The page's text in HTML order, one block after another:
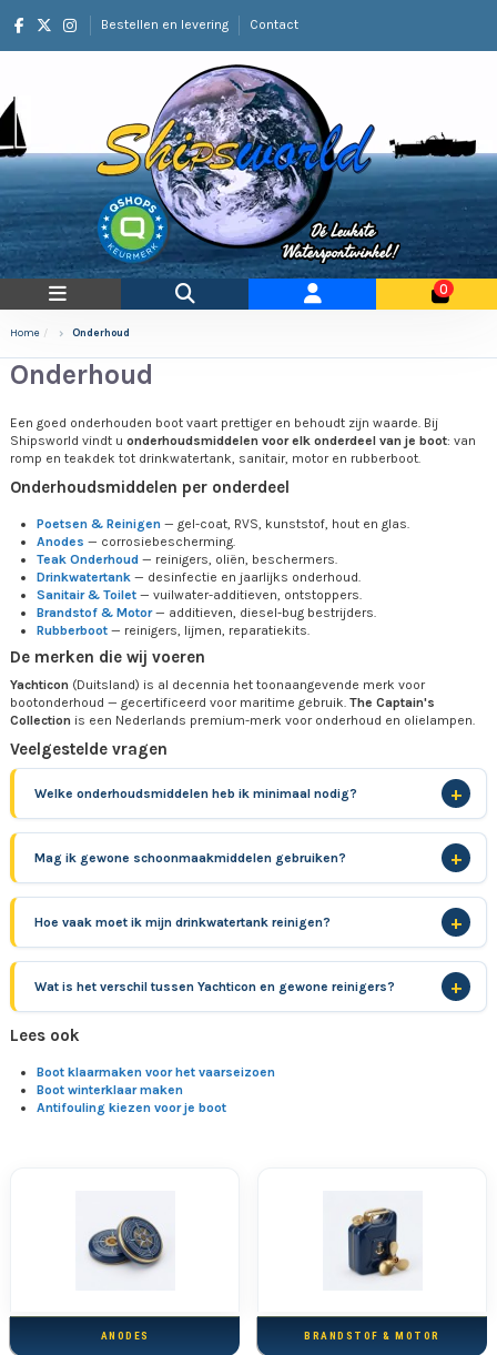
Bestellen en levering Contact
0
Home Onderhoud
Onderhoud
Een goed onderhouden boot vaart prettiger en behoudt zijn waarde. Bij
Shipsworld vindt u onderhoudsmiddelen voor elk onderdeel van je boot: van
romp en teakdek tot drinkwatertank, sanitair, motor en rubberboot.
Onderhoudsmiddelen per onderdeel
Poetsen & Reinigen — gel-coat, RVS, kunststof, hout en glas.
Anodes — corrosiebescherming.
Teak Onderhoud — reinigers, oliën, beschermers.
Drinkwatertank — desinfectie en jaarlijks onderhoud.
Sanitair & Toilet — vuilwater-additieven, ontstoppers.
Brandstof & Motor— additieven, diesel-bug bestrijders.
Rubberboot — reinigers, lijmen, reparatiekits.
De merken die wij voeren
Yachticon (Duitsland) is al decennia het toonaangevende merk voor
bootonderhoud — gecertificeerd voor maritime gebruik. The Captain's
Collection is een Nederlands premium-merk voor onderhoud en olielampen.
Veelgestelde vragen
Welke onderhoudsmiddelen heb ik minimaal nodig?
Mag ik gewone schoonmaakmiddelen gebruiken?
Hoe vaak moet ik mijn drinkwatertank reinigen?
Wat is het verschil tussen Yachticon en gewone reinigers?
Lees ook
Boot klaarmaken voor het vaarseizoen
Boot winterklaar maken
Antifouling kiezen voor je boot
ANODES BRANDSTOF & MOTOR